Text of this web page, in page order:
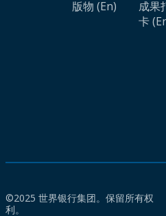
版物 (En)
成果
卡
©2025 世界银行集团。保留所有权
利。